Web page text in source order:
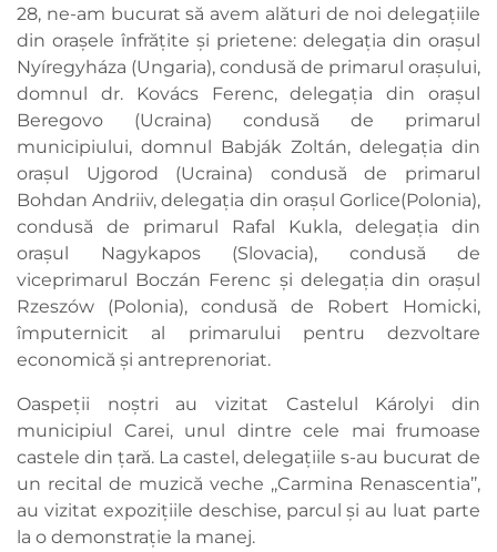
28, ne-am bucurat să avem alături de noi delegațiile
din orașele înfrățite și prietene: delegația din orașul
Nyíregyháza (Ungaria), condusă de primarul orașului,
domnul dr. Kovács Ferenc, delegația din orașul
Beregovo (Ucraina) condusă de primarul
municipiului, domnul Babják Zoltán, delegația din
orașul Ujgorod (Ucraina) condusă de primarul
Bohdan Andriiv, delegația din orașul Gorlice(Polonia),
condusă de primarul Rafal Kukla, delegația din
orașul Nagykapos (Slovacia), condusă de
viceprimarul Boczán Ferenc și delegația din orașul
Rzeszów (Polonia), condusă de Robert Homicki,
împuternicit al primarului pentru dezvoltare
economică și antreprenoriat.
Oaspeții noștri au vizitat Castelul Károlyi din
municipiul Carei, unul dintre cele mai frumoase
castele din țară. La castel, delegațiile s-au bucurat de
un recital de muzică veche ,,Carmina Renascentia’’,
au vizitat expozițiile deschise, parcul și au luat parte
la o demonstrație la manej.